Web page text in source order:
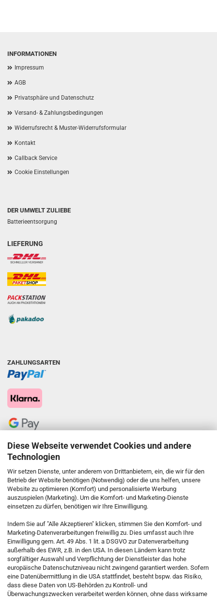
Diese Webseite verwendet Cookies und andere
Technologien
Wir setzen Dienste, unter anderem von Drittanbietern, ein, die wir für den
Betrieb der Website benötigen (Notwendig) oder die uns helfen, unsere
Website zu optimieren (Komfort) und personalisierte Werbung
auszuspielen (Marketing). Um die Komfort- und Marketing-Dienste
einsetzen zu dürfen, benötigen wir Ihre Einwilligung.
Indem Sie auf "Alle Akzeptieren" klicken, stimmen Sie den Komfort- und
Marketing-Datenverarbeitungen freiwillig zu. Dies umfasst auch Ihre
Einwilligung gem. Art. 49 Abs. 1 lit. a DSGVO zur Datenverarbeitung
außerhalb des EWR, z.B. in den USA. In diesen Ländern kann trotz
sorgfältiger Auswahl und Verpflichtung der Dienstleister das hohe
europäische Datenschutzniveau nicht zwingend garantiert werden. Sofern
eine Datenübermittlung in die USA stattfindet, besteht bspw. das Risiko,
dass diese Daten von US-Behörden zu Kontroll- und
Überwachungszwecken verarbeitet werden können, ohne dass wirksame
INFORMATIONEN
Impressum
AGB
Privatsphäre und Datenschutz
Versand- & Zahlungsbedingungen
Widerrufsrecht & Muster-Widerrufsformular
Kontakt
Callback Service
Cookie Einstellungen
DER UMWELT ZULIEBE
Batterieentsorgung
LIEFERUNG
ZAHLUNGSARTEN
KONTAKT
Kostenfreie Service-Hotline
0800 5892815
Callback Service